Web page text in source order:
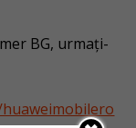
BG, urmați-